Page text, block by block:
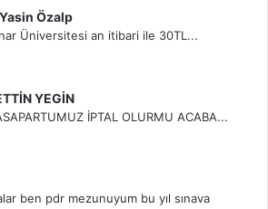
Özalp
Üniversitesi an itibari ile 30TL...
YEGİN
İPTAL OLURMU ACABA...
ben pdr mezunuyum bu yıl sınava